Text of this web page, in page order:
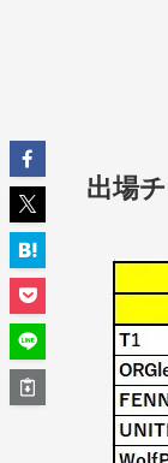
出場